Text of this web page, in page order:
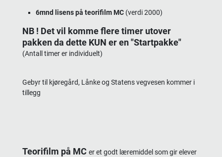
6mnd lisens på teorifilm MC(verdi 2000)
NB ! Det vil komme flere timer utover
pakken da dette KUN er en "Startpakke"
(Antall timer er individuelt)
Gebyr til kjøregård, Lånke og Statens vegvesen kommer i
tillegg
Teorifilm på MC er et godt læremiddel som gir elever